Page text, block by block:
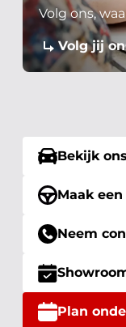
Volg ons,
Volg jij
Bekijk
Maak
Neem
Plan